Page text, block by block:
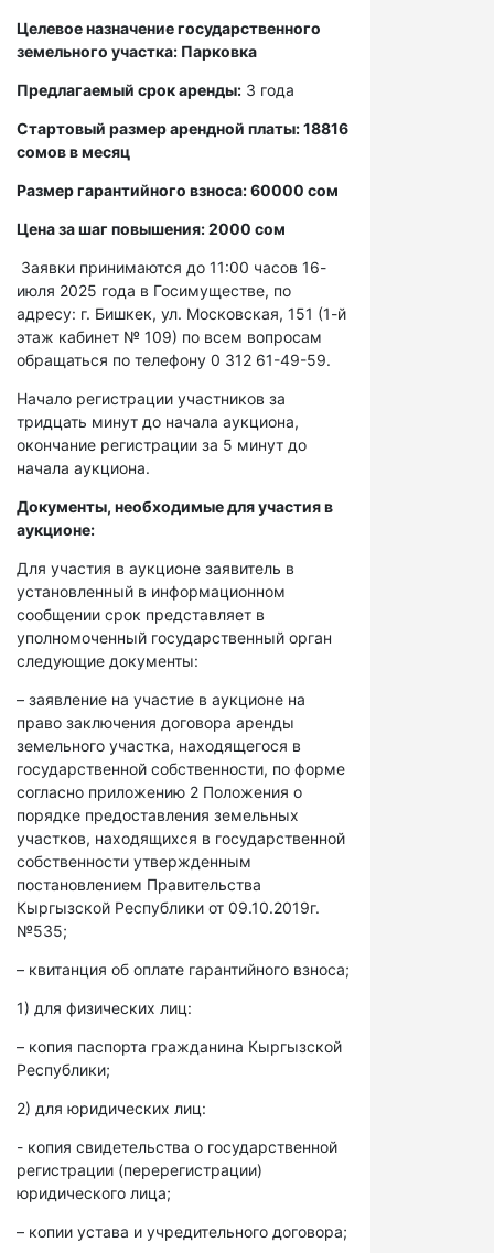
Целевое назначение государственного
земельного участка: Парковка
Предлагаемый срок аренды: 3 года
Стартовый размер арендной платы: 18816
сомов в месяц
Размер гарантийного взноса: 60000 сом
Цена за шаг повышения: 2000 сом
Заявки принимаются до 11:00 часов 16-
июля 2025 года в Госимуществе, по
адресу: г. Бишкек, ул. Московская, 151 (1-й
этаж кабинет № 109) по всем вопросам
обращаться по телефону 0 312 61-49-59.
Начало регистрации участников за
тридцать минут до начала аукциона,
окончание регистрации за 5 минут до
начала аукциона.
Документы, необходимые для участия в
аукционе:
Для участия в аукционе заявитель в
установленный в информационном
сообщении срок представляет в
уполномоченный государственный орган
следующие документы:
– заявление на участие в аукционе на
право заключения договора аренды
земельного участка, находящегося в
государственной собственности, по форме
согласно приложению 2 Положения о
порядке предоставления земельных
участков, находящихся в государственной
собственности утвержденным
постановлением Правительства
Кыргызской Республики от 09.10.2019г.
№535;
– квитанция об оплате гарантийного взноса;
1) для физических лиц:
– копия паспорта гражданина Кыргызской
Республики;
2) для юридических лиц:
- копия свидетельства о государственной
регистрации (перерегистрации)
юридического лица;
– копии устава и учредительного договора;